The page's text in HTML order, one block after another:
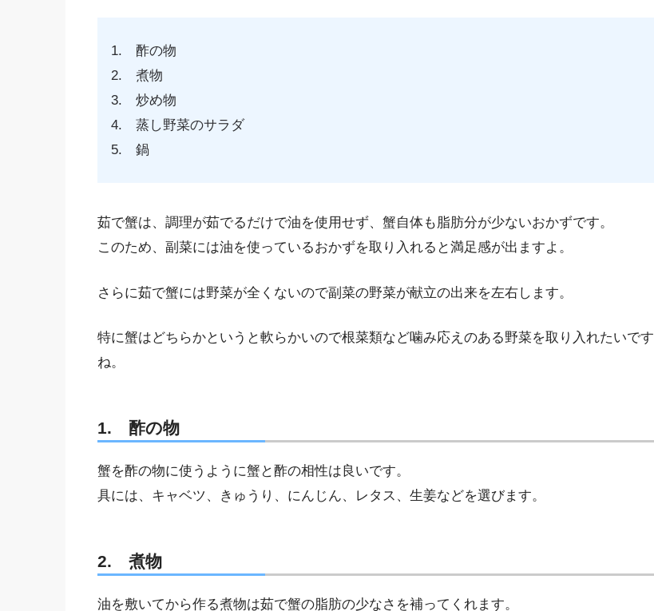
1. 酢の物
2. 煮物
3. 炒め物
4. 蒸し野菜のサラダ
5. 鍋
茹で蟹は、調理が茹でるだけで油を使用せず、蟹自体も脂肪分が少ないおかずです。
このため、副菜には油を使っているおかずを取り入れると満足感が出ますよ。
さらに茹で蟹には野菜が全くないので副菜の野菜が献立の出来を左右します。
特に蟹はどちらかというと軟らかいので根菜類など噛み応えのある野菜を取り入れたいです
ね。
1. 酢の物
蟹を酢の物に使うように蟹と酢の相性は良いです。
具には、キャベツ、きゅうり、にんじん、レタス、生姜などを選びます。
2. 煮物
油を敷いてから作る煮物は茹で蟹の脂肪の少なさを補ってくれます。